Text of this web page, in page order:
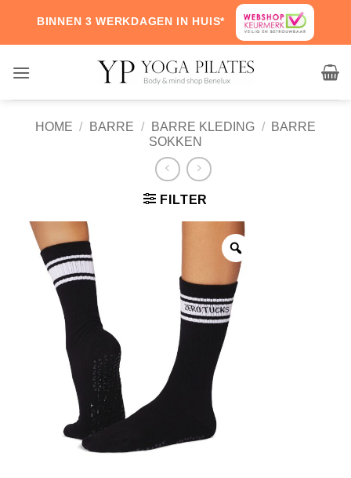
content
BINNEN 3 WERKDAGEN IN HUIS*
HOME / BARRE / BARRE KLEDING /
BARRE
SOKKEN
FILTER